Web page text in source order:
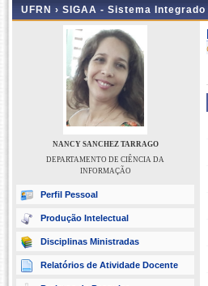
UFRN › SIGAA - Sistema
NANCY SANCHEZ TARRAGO
DEPARTAMENTO DE CIÊNCIA DA
INFORMAÇÃO
Perfil Pessoal
Produção Intelectual
Disciplinas Ministradas
Relatórios de Atividade Docente